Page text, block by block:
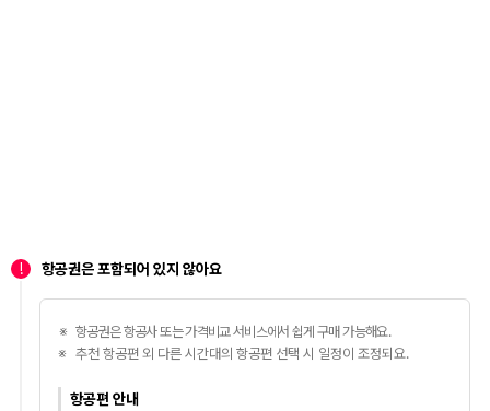
! 항공권은 포함되어 있지 않아요
항공권은 항공사 또는 가격비교 서비스에서 쉽게 구매 가능해요.
추천 항공편 외 다른 시간대의 항공편 선택 시 일정이 조정되요.
항공편 안내